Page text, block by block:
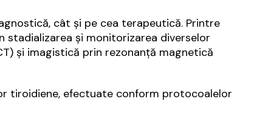
cât și pe cea terapeutică. Printre
stadializarea și monitorizarea diverselor
și imagistică prin rezonanță magnetică
tiroidiene, efectuate conform protocoalelor